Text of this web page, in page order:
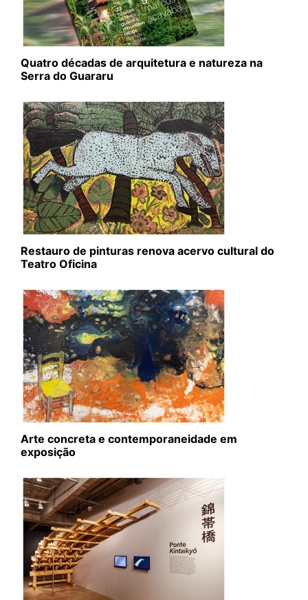
Quatro décadas de arquitetura e natureza na
Serra do Guararu
Restauro de pinturas renova acervo cultural do
Teatro Oficina
Arte concreta e contemporaneidade em
exposição